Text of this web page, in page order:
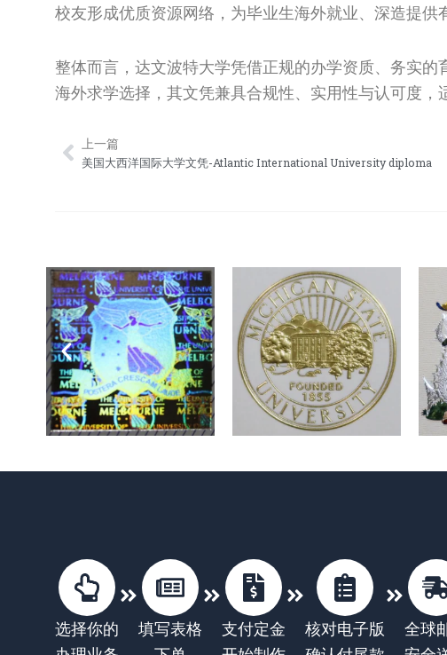
校友形成优质资源网络，为毕业生海外就业、深造提供
整体而言，达文波特大学凭借正规的办学资质、务实
海外求学选择，其文凭兼具合规性、实用性与认可度，
Prev
上一篇
美国大西洋国际大学文凭-Atlantic International University diploma
选择你的
填写表格
支付定金
核对电子版
全球